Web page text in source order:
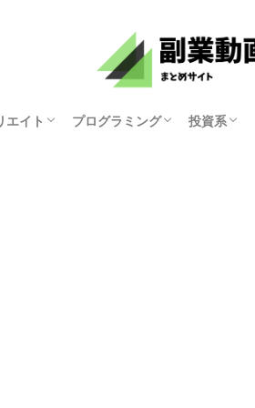
エイト プログラミング 投資系